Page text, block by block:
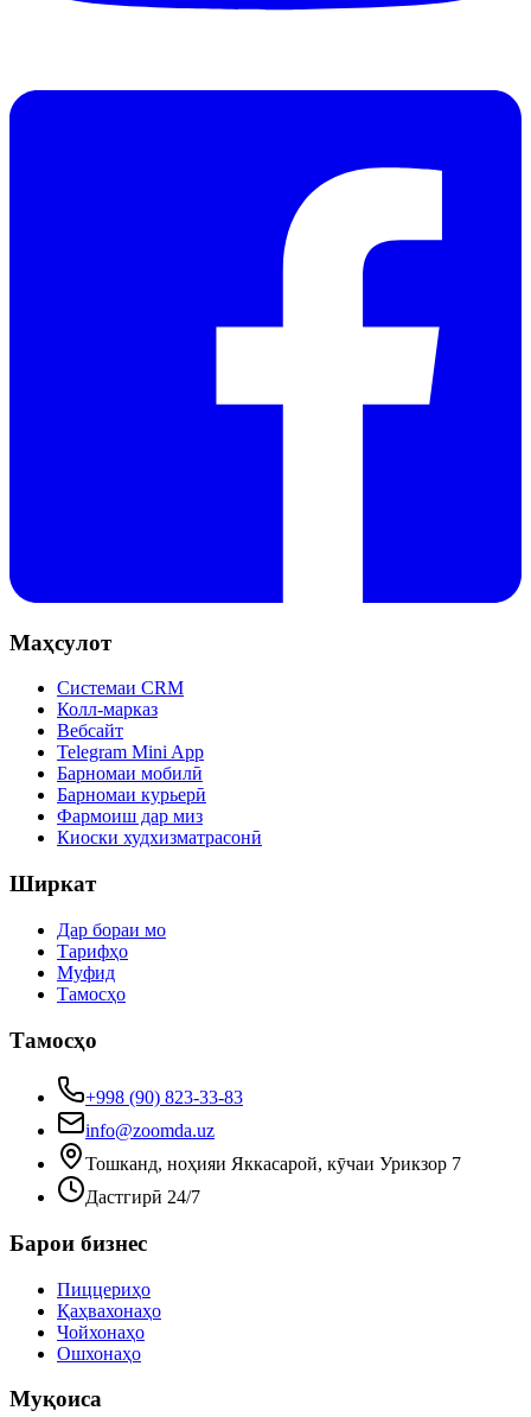
Маҳсулот
Системаи CRM
Колл-марказ
Вебсайт
Telegram Mini App
Барномаи мобилӣ
Барномаи курьерӣ
Фармоиш дар миз
Киоски худхизматрасонӣ
Ширкат
Дар бораи мо
Тарифҳо
Муфид
Тамосҳо
Тамосҳо
+998 (90) 823-33-83
info@zoomda.uz
Тошканд, ноҳияи Яккасарой, кӯчаи Урикзор 7
Дастгирӣ 24/7
Барои бизнес
Пиццериҳо
Қаҳвахонаҳо
Чойхонаҳо
Ошхонаҳо
Муқоиса